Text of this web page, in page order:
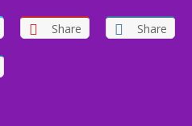
Share Share